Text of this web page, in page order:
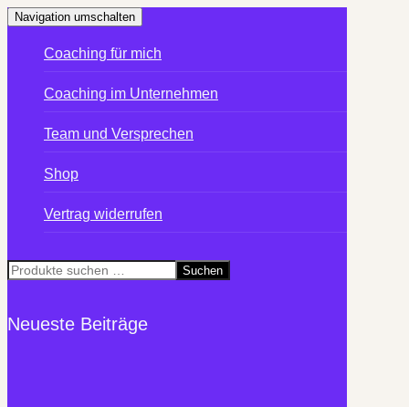
Navigation umschalten
Coaching für mich
Coaching im Unternehmen
Team und Versprechen
Shop
Vertrag widerrufen
Suchen
Suchen
Neueste Beiträge